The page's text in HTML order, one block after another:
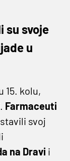
su svoje
u
15. kolu,
Farmaceuti
svoj
na Dravi i